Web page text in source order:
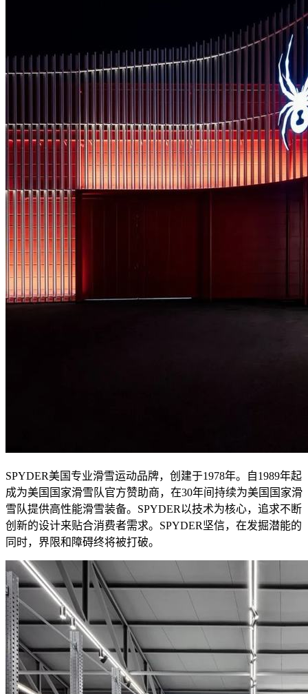
SPYDER美国专业滑雪运动品牌，创建于1978年。自1989年起
成为美国国家滑雪队官方赞助商，在30年间持续为美国国家滑
雪队提供高性能滑雪装备。SPYDER以技术为核心，追求不断
创新的设计来贴合消费者需求。SPYDER坚信，在发掘潜能的
同时，界限和障碍终将被打破。